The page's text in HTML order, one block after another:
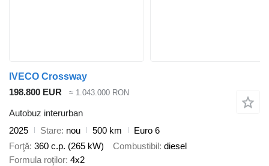
IVECO Crossway
198.800 EUR
≈ 1.043.000 RON
Autobuz interurban
2025
Stare nou 500 km
Euro 6
Forţă 360 c.p. (265 kW) Combustibil diesel
Formula roţilor 4x2